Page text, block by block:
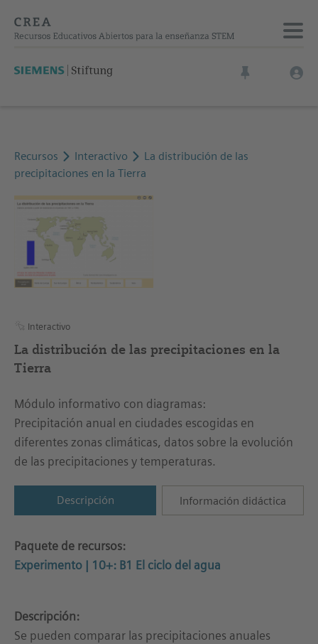
Recursos Interactivo
La distribución de las
precipitaciones en la Tierra
Interactivo
La distribución de las precipitaciones en la
Tierra
Módulo informativo con diagramas:
Precipitación anual en ciudades escogidas en
diferentes zonas climáticas, datos sobre la evolución
de las precipitaciones y temperaturas.
Descripción Información didáctica
Paquete de recursos:
Experimento | 10+: B1 El ciclo del agua
Descripción:
Se pueden comparar las precipitaciones anuales